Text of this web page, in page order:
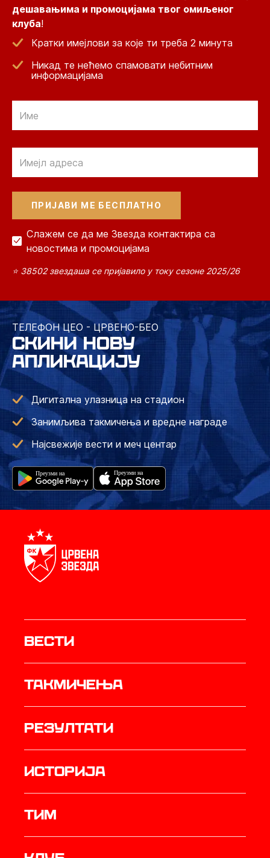
дешавањима и промоцијама твог омиљеног
клуба!
Кратки имејлови за које ти треба 2 минута
Никад те нећемо спамовати небитним
информацијама
Слажем се да ме Звезда контактира са
новостима и промоцијама
⭐ 38502 звездаша се пријавило у току сезоне 2025/26
ТЕЛЕФОН ЦЕО - ЦРВЕНО-БЕО
СКИНИ НОВУ
АПЛИКАЦИЈУ
Дигитална улазница на стадион
Занимљива такмичења и вредне награде
Најсвежије вести и меч центар
Вести
Такмичења
резултати
историја
ТИМ